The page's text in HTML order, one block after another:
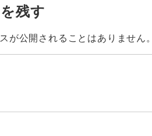
残す
が公開されることはありません。